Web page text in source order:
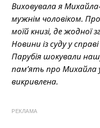
Виховувала я
мужнім чоловіком.
моїй книзі, де жодної
Новини із суду у
Парубія шокували
пам’ять про Михайла
викривлена.
РЕКЛАМА